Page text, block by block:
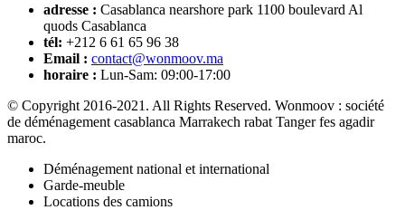
adresse : Casablanca nearshore park 1100 boulevard Al
quods Casablanca
tél: +212 6 61 65 96 38
Email : contact@wonmoov.ma
horaire : Lun-Sam: 09:00-17:00
© Copyright 2016-2021. All Rights Reserved. Wonmoov : société
de déménagement casablanca Marrakech rabat Tanger fes agadir
maroc.
Déménagement national et international
Garde-meuble
Locations des camions